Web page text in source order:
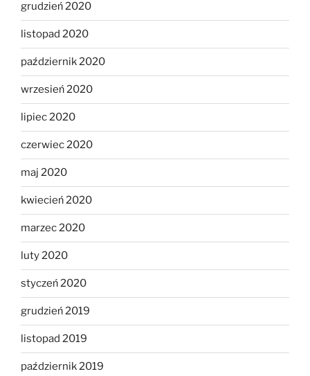
grudzień 2020
listopad 2020
październik 2020
wrzesień 2020
lipiec 2020
czerwiec 2020
maj 2020
kwiecień 2020
marzec 2020
luty 2020
styczeń 2020
grudzień 2019
listopad 2019
październik 2019